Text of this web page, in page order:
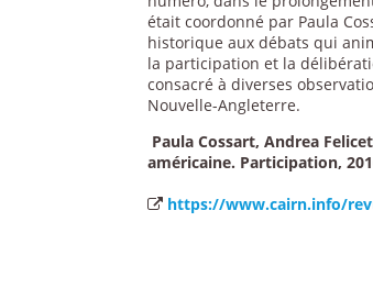
était coordonné par Paula
historique aux débats qui
la participation et la
consacré à diverses
Nouvelle-Angleterre.
Paula Cossart, Andrea
américaine. Participation,
https://www.cairn.info/